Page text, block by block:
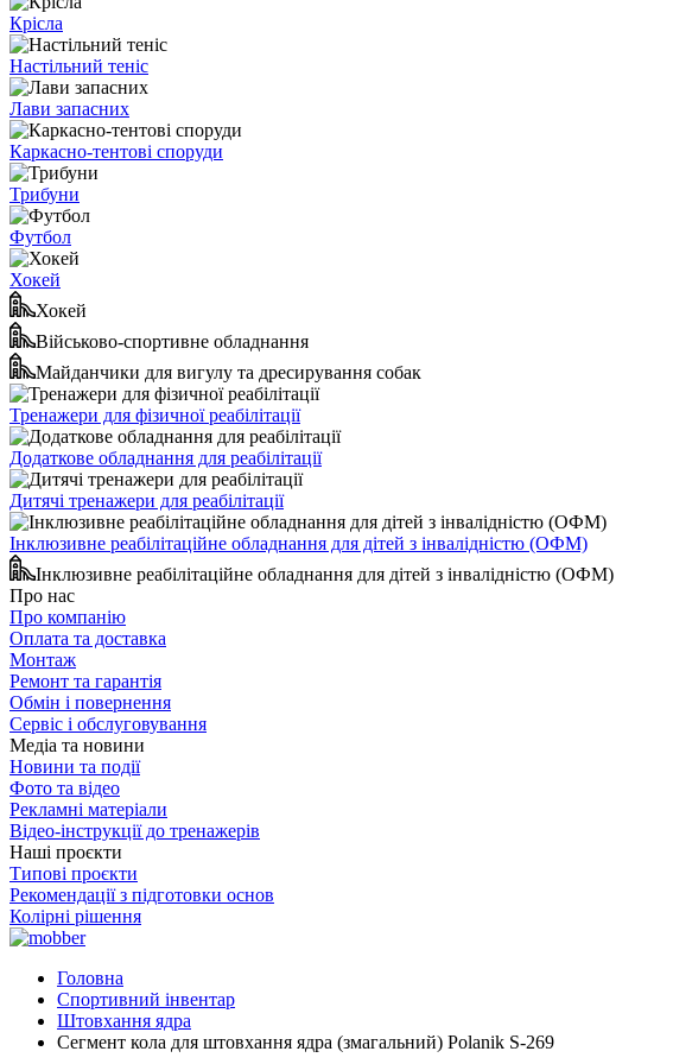
Крісла
Настільний теніс
Лави запасних
Каркасно-тентові споруди
Трибуни
Футбол
Хокей
Хокей
Військово-спортивне обладнання
Майданчики для вигулу та дресирування собак
Тренажери для фізичної реабілітації
Додаткове обладнання для реабілітації
Дитячі тренажери для реабілітації
Інклюзивне реабілітаційне обладнання для дітей з інвалідністю (ОФМ)
Інклюзивне реабілітаційне обладнання для дітей з інвалідністю (ОФМ)
Про нас
Про компанію
Оплата та доставка
Монтаж
Ремонт та гарантія
Обмін і повернення
Сервіс і обслуговування
Медіа та новини
Новини та події
Фото та відео
Рекламні матеріали
Відео-інструкції до тренажерів
Наші проєкти
Типові проєкти
Рекомендації з підготовки основ
Колірні рішення
Головна
Спортивний інвентар
Штовхання ядра
Сегмент кола для штовхання ядра (змагальний) Polanik S-269